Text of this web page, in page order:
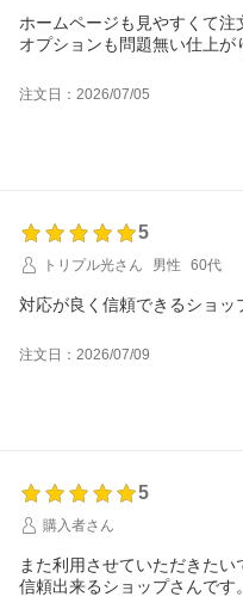
ホームページも見やすくて
オプションも問題無い仕上が
注文日：2026/07/05
5
トリプル光さん
男性 60代
対応が良く信頼できるショッ
注文日：2026/07/09
5
購入者さん
また利用させていただきたい
信頼出来るショップさんです。